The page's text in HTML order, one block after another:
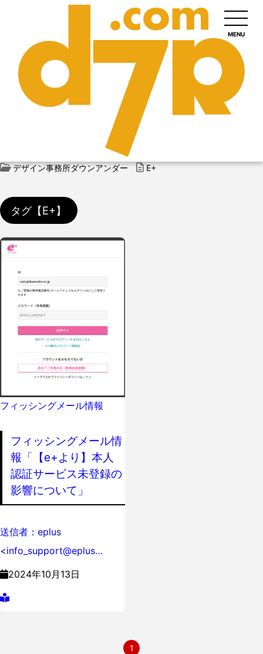
MENU
デザイン事務所ダウンアンダー E+
タグ【E+】
フィッシングメール情報
フィッシングメール情
報「【e+より】本人
認証サービス未登録の
影響について」
送信者：eplus
<info_support@eplus…
2024年10月13日
1